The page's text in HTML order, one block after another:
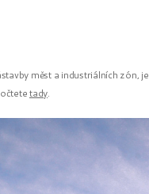
měst a industriálních zón, je
tady.